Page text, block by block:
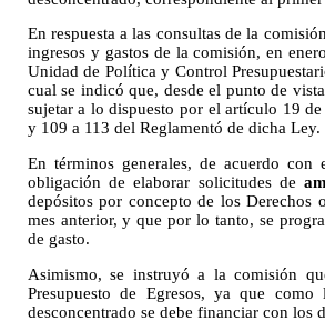
En respuesta a las consultas de la
ingresos y gastos de la comisión, en
Unidad de Política y Control
cual se indicó que, desde el punto de
sujetar a lo dispuesto por el artículo 19
y 109 a 113 del Reglamentó de dicha Ley.
En términos generales, de acuerdo
obligación de elaborar solicitudes de
depósitos por concepto de los Derechos
mes anterior, y que por lo tanto, se
de gasto.
Asimismo, se instruyó a la comisión
Presupuesto de Egresos, ya que
desconcentrado se debe financiar con los